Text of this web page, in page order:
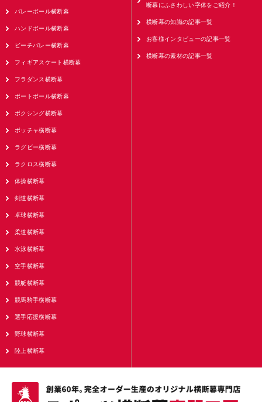
バレーボール横断幕
ハンドボール横断幕
ビーチバレー横断幕
フィギアスケート横断幕
フラダンス横断幕
ポートボール横断幕
ボクシング横断幕
ボッチャ横断幕
ラグビー横断幕
ラクロス横断幕
体操横断幕
剣道横断幕
卓球横断幕
柔道横断幕
水泳横断幕
空手横断幕
競艇横断幕
競馬騎手横断幕
選手応援横断幕
野球横断幕
陸上横断幕
断幕にふさわしい字体をご紹介！
横断幕の知識の記事一覧
お客様インタビューの記事一覧
横断幕の素材の記事一覧